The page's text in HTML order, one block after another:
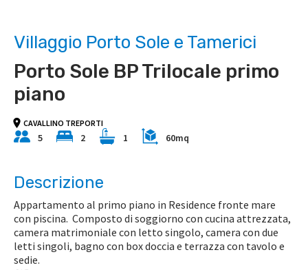
Villaggio Porto Sole e Tamerici
Porto Sole BP Trilocale primo
piano
CAVALLINO TREPORTI
5 2 1 60mq
Descrizione
Appartamento al primo piano in Residence fronte mare
con piscina. Composto di soggiorno con cucina attrezzata,
camera matrimoniale con letto singolo, camera con due
letti singoli, bagno con box doccia e terrazza con tavolo e
sedie.